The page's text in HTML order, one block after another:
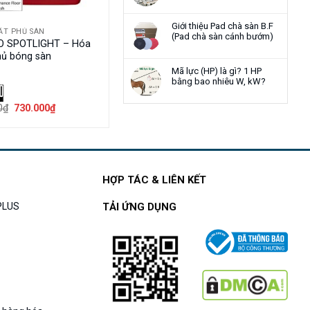
Giới thiệu Pad chà sàn B.F
(Pad chà sàn cánh bướm)
Mã lực (HP) là gì? 1 HP
bằng bao nhiêu W, kW?
PHỦ SÀN
SPOTLIGHT – Hóa
bóng sàn
₫ Giá
730.000₫Giá
hiện
730.000₫.
HỢP TÁC & LIÊN KẾT
TẢI ỨNG DỤNG